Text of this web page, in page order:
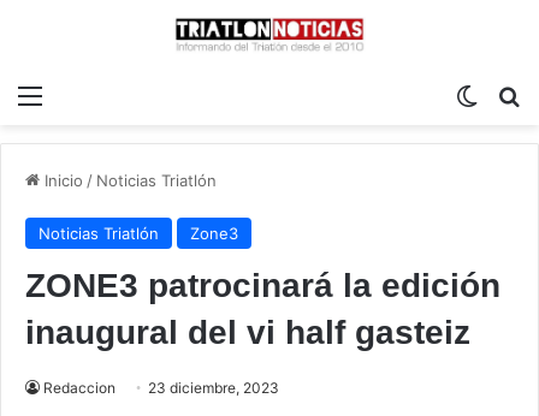
Inicio / Noticias Triatlón
Noticias Triatlón Zone3
ZONE3 patrocinará la edición
inaugural del vi half gasteiz
Redaccion 23 diciembre, 2023